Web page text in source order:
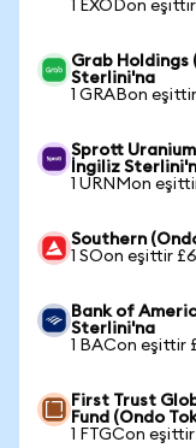
1 EXODon
Grab Holdings
Sterlini'na
1 GRABon
Sprott
İngiliz
1 URNMon
Southern
1 SOon eşittir
Bank of
Sterlini'na
1 BACon eşittir
First Trust
Fund (Ondo
1 FTGCon eşittir